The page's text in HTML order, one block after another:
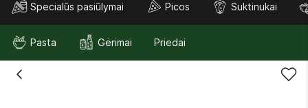
Specialūs pasiūlymai Picos Suktinukai
Pasta Gėrimai Priedai